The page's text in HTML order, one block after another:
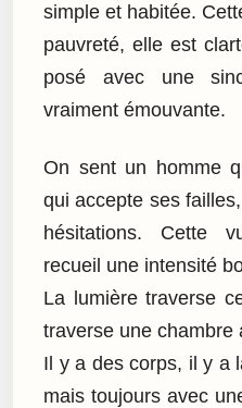
simple et habitée.
pauvreté, elle est
posé avec une
vraiment émouvante.
On sent un homme
qui accepte ses
hésitations. Cette
recueil une intensité
La lumière traverse
traverse une chambre
Il y a des corps, il y a
mais toujours avec